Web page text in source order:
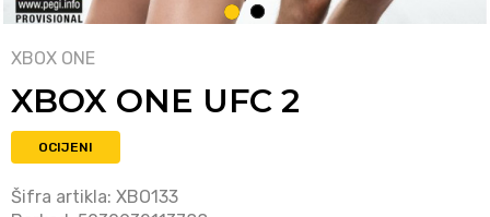
1 2
XBOX ONE
XBOX ONE UFC 2
OCIJENI
Šifra artikla: XBO133